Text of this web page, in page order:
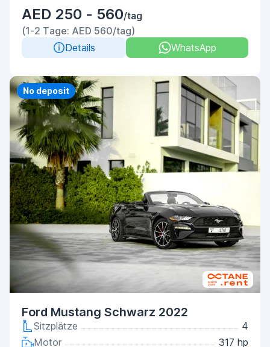
AED 250 - 560/tag
(1-2 Tage: AED 560/tag)
Details
WhatsApp
Priority
No deposit
Ford Mustang Schwarz 2022
Sitzplätze
4
Motor
317 hp